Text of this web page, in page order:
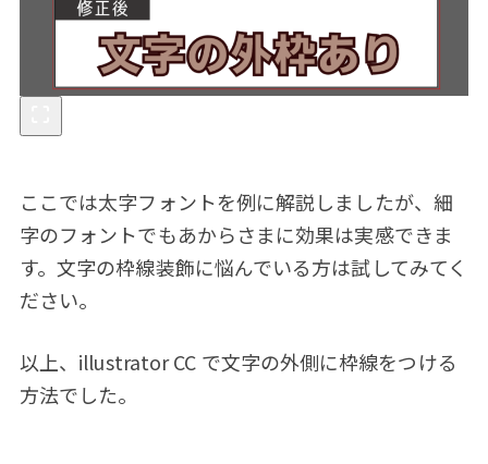
ここでは太字フォントを例に解説しましたが、細
字のフォントでもあからさまに効果は実感できま
す。文字の枠線装飾に悩んでいる方は試してみてく
ださい。
以上、illustrator CC で文字の外側に枠線をつける
方法でした。